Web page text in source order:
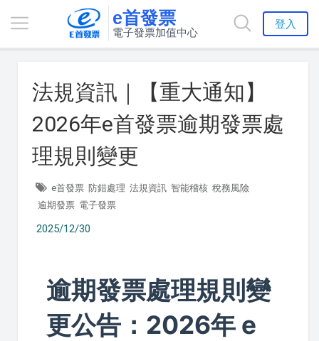
e首發票
電子發票加值中心
登入
法規資訊｜【重大通知】
2026年e首發票逾期發票處
理規則變更
e首發票 防錯處理 法規資訊 智能稽核 稅務風險
逾期發票 電子發票
2025/12/30
逾期發票處理規則變
更公告：2026年 e